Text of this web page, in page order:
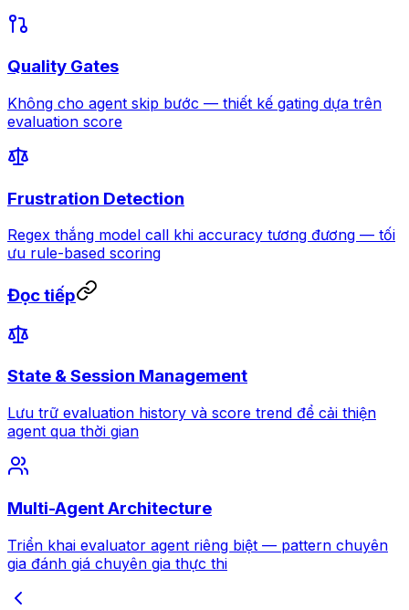
Quality Gates
Không cho agent skip bước — thiết kế gating dựa trên
evaluation score
Frustration Detection
Regex thắng model call khi accuracy tương đương — tối
ưu rule-based scoring
Đọc tiếp
State & Session Management
Lưu trữ evaluation history và score trend để cải thiện
agent qua thời gian
Multi-Agent Architecture
Triển khai evaluator agent riêng biệt — pattern chuyên
gia đánh giá chuyên gia thực thi